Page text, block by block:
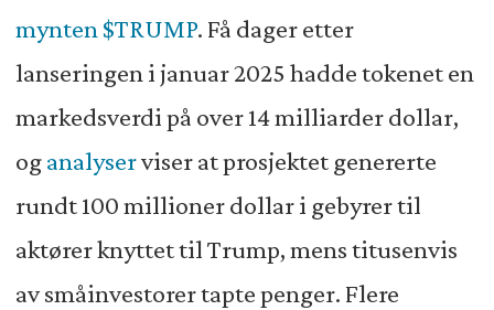
mynten $TRUMP. Få dager etter
lanseringen i januar 2025 hadde tokenet en
markedsverdi på over 14 milliarder dollar,
oganalyserviser at prosjektet genererte
rundt 100 millioner dollar i gebyrer til
aktører knyttet til Trump, mens titusenvis
av småinvestorer tapte penger. Flere